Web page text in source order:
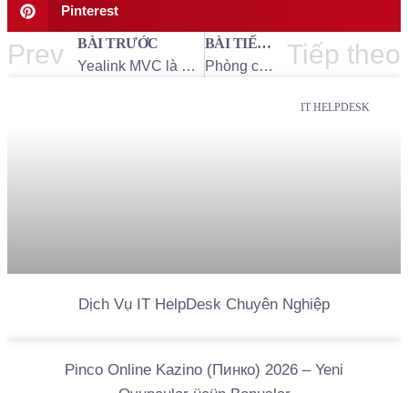
Pinterest
Prev
BÀI TRƯỚC
Yealink MVC là gì? Giải pháp phòng họp Teams chuyên nghiệp – Trung Tín ITS
BÀI TIẾP THEO
Phòng chống xâm nhập trong hệ thống mạng doanh nghiệp – Trung Tín ITS
Tiếp theo
IT HELPDESK
Dịch Vụ IT HelpDesk Chuyên Nghiệp
Pinco Online Kazino (Пинко) 2026 – Yeni